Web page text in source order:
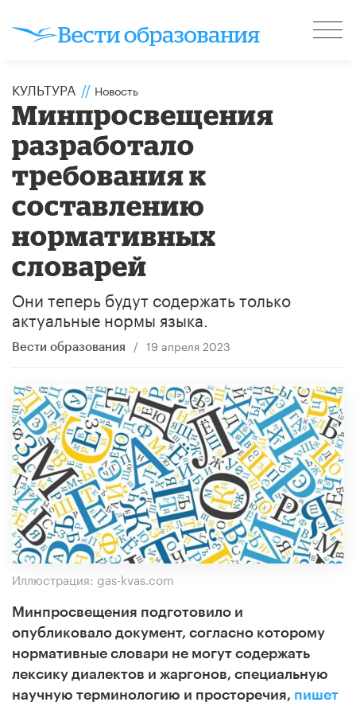
КУЛЬТУРА // Новость
Минпросвещения
разработало
требования к
составлению
нормативных
словарей
Они теперь будут содержать только
актуальные нормы языка.
Вести образования / 19 апреля 2023
Иллюстрация: gas-kvas.com
Минпросвещения подготовило и
опубликовало документ, согласно которому
нормативные словари не могут содержать
лексику диалектов и жаргонов, специальную
научную терминологию и просторечия, пишет